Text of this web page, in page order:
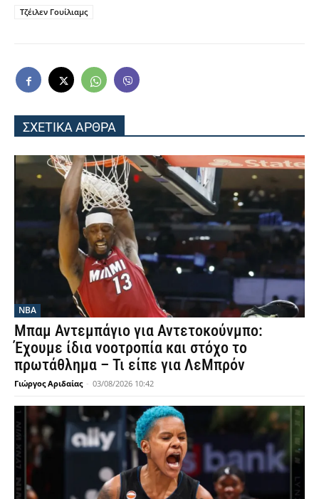
Τζέιλεν Γουίλιαμς
ΣΧΕΤΙΚΑ ΑΡΘΡΑ
NBA
Μπαμ Αντεμπάγιο για Αντετοκούνμπο:
Έχουμε ίδια νοοτροπία και στόχο το
πρωτάθλημα – Τι είπε για ΛεΜπρόν
Γιώργος Αριδαίας - 03/08/2026 10:42